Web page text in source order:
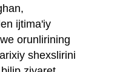
ijtima'iy
orunlirining
shexslirini